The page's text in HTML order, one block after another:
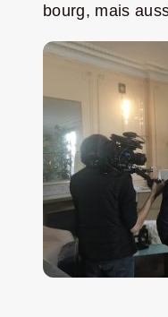
bourg, mais